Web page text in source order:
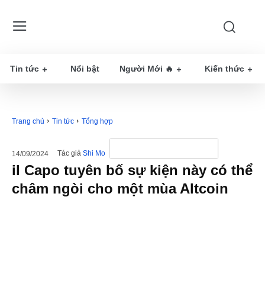
Tin tức Nổi bật Người Mới 🔥 Kiến thức
Trang chủ Tin tức Tổng hợp
14/09/2024 Tác giả Shi Mo
il Capo tuyên bố sự kiện này có thể
châm ngòi cho một mùa Altcoin